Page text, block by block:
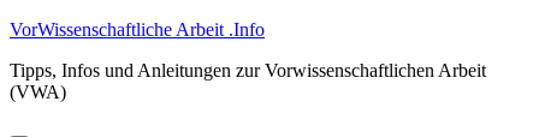
Zum
springen
VorWissenschaftliche Arbeit .Info
Tipps, Infos und Anleitungen zur Vorwissenschaftlichen Arbeit
(VWA)